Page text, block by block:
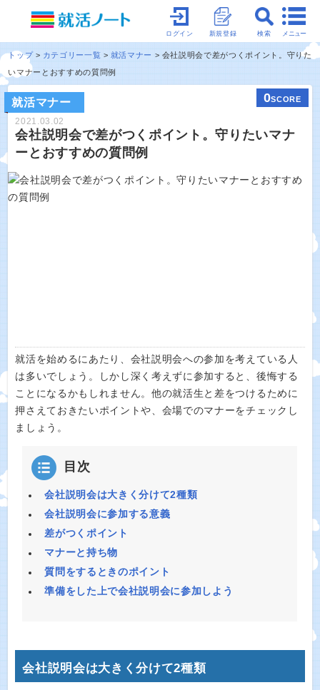
メニュー
検索
新規登録
ログイン
トップ カテゴリー一覧 就活マナー
会社説明会で差がつくポイント。守りた
いマナーとおすすめの質問例
就活マナー 0SCORE
2021.03.02
会社説明会で差がつくポイント。守りたいマナ
ーとおすすめの質問例
就活を始めるにあたり、会社説明会への参加を考えている人
は多いでしょう。しかし深く考えずに参加すると、後悔する
ことになるかもしれません。他の就活生と差をつけるために
押さえておきたいポイントや、会場でのマナーをチェックし
ましょう。
目次
会社説明会は大きく分けて2種類
会社説明会に参加する意義
差がつくポイント
マナーと持ち物
質問をするときのポイント
準備をした上で会社説明会に参加しよう
会社説明会は大きく分けて2種類